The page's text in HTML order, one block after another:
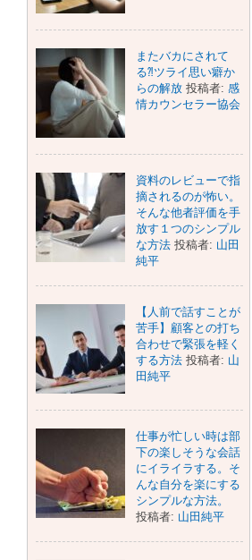
またバカにされて
る⁈ツライ思い癖か
らの解放 投稿者: 感
情カウンセラー協会
資料のレビューで指
摘されるのが怖い。
そんな他者評価を手
放す１つのシンプル
な方法 投稿者: 山田
純平
【人前で話すことが
苦手】顧客との打ち
合わせで緊張を軽く
する方法 投稿者: 山
田純平
仕事が忙しい時は部
下の楽しそうな会話
にイライラする。そ
んな自分を楽にする
シンプルな方法。
投稿者: 山田純平